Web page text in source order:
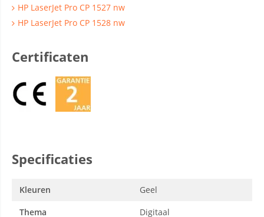
HP LaserJet Pro CP 1527 nw
HP LaserJet Pro CP 1528 nw
Certificaten
Specificaties
Kleuren
Geel
Thema
Digitaal